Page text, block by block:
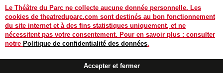
Billetterie Contact
Le Théâtre du Parc ne collecte aucune donnée personnelle. Les
cookies de theatreduparc.com sont destinés au bon fonctionnement
du site internet et à des fins statistiques uniquement, et ne
nécessitent pas votre consentement. Pour en savoir plus : consulter
notre Politique de confidentialité des données.
Accepter et fermer